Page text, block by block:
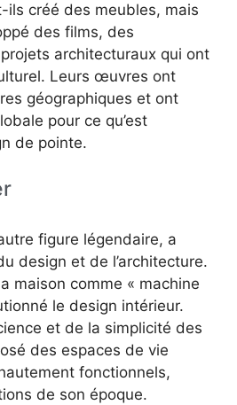
ils créé des meubles, mais
des films, des
architecturaux qui ont
Leurs œuvres ont
géographiques et ont
pour ce qu’est
de pointe.
figure légendaire, a
design et de l’architecture.
maison comme « machine
le design intérieur.
et de la simplicité des
des espaces de vie
fonctionnels,
de son époque.